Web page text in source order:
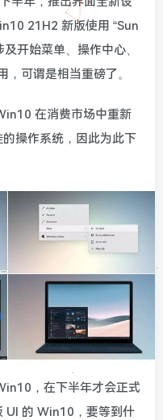
21H2 新版使用 “Sun
开始菜单、操作中心、
可谓是相当重磅了。
在消费市场中重新
操作系统，因此为此下
，在下半年才会正式
UI 的 Win10，要等到什